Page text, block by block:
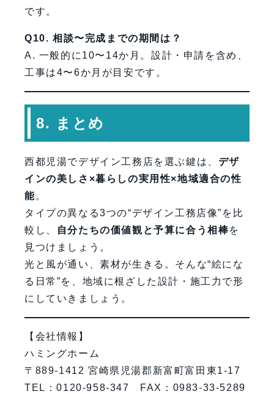
です。
Q10. 相談〜完成までの期間は？
A. 一般的に10〜14か月。設計・申請を含め、
工事は4〜6か月が目安です。
8. まとめ
西都児湯でデザイン工務店を選ぶ鍵は、 デザ
インの美しさ×暮らしの実用性×地域適合の性
能。
タイプの異なる3つの“デザイン工務店像”を比
較し、
自分たちの価値観と予算に合う相棒を
見つけましょう。
光と風が通い、素材が生きる。そんな“絵にな
る日常”を、地域に根ざした設計・施工力で形
にしていきましょう。
【会社情報】
ハミングホーム
〒889-1412 宮崎県児湯郡新富町富田東1-17
TEL：0120-958-347 FAX：0983-33-5289